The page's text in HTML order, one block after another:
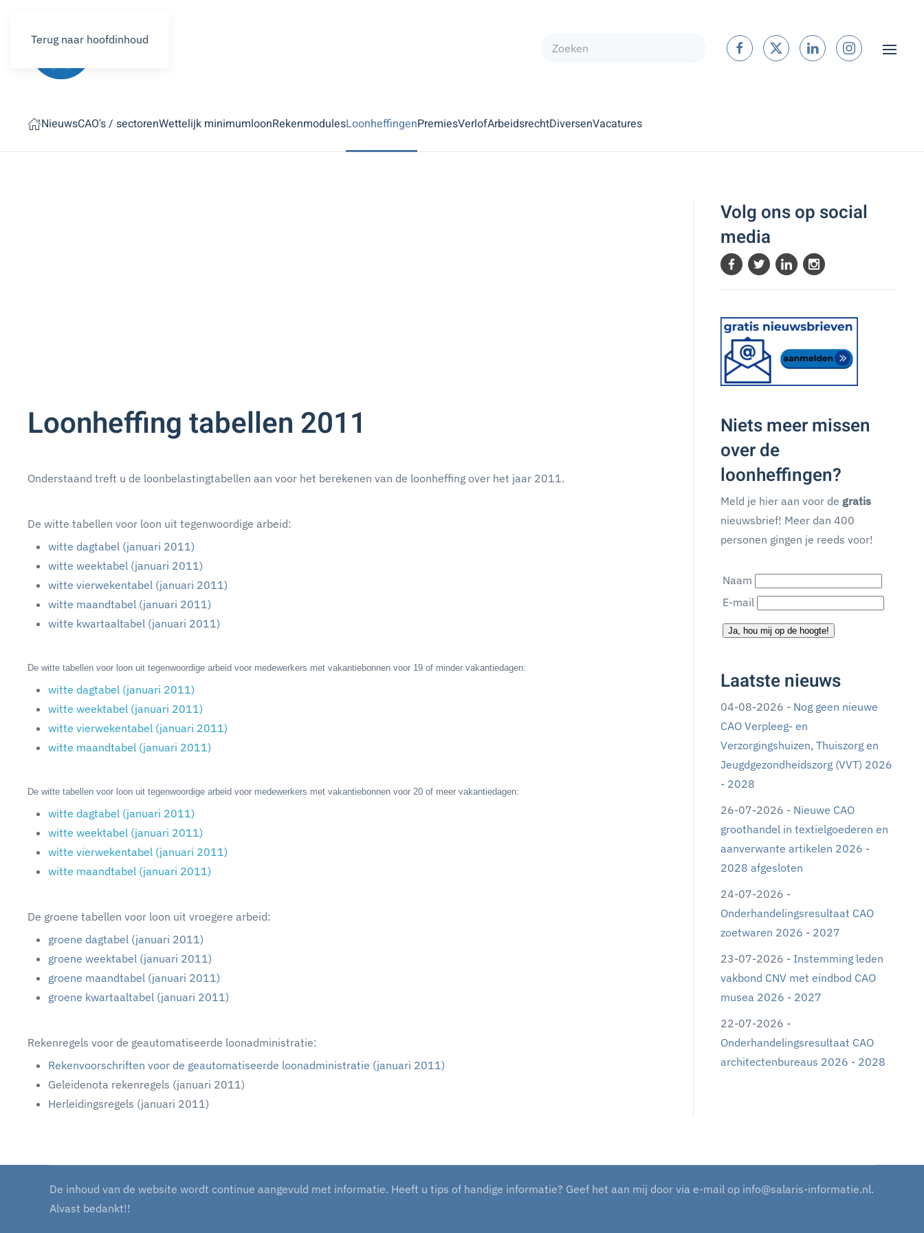
Terug naar hoofdinhoud
NieuwsCAO's / sectorenWettelijk minimumloonRekenmodulesLoonheffingenPremiesVerlofArbeidsrechtDiversenVacatures
Loonheffing tabellen 2011
Onderstaand treft u de loonbelastingtabellen aan voor het berekenen van de loonheffing over het jaar 2011.
De witte tabellen voor loon uit tegenwoordige arbeid:
witte dagtabel (januari 2011)
witte weektabel (januari 2011)
witte vierwekentabel (januari 2011)
witte maandtabel (januari 2011)
witte kwartaaltabel (januari 2011)
De witte tabellen voor loon uit tegenwoordige arbeid voor medewerkers met vakantiebonnen voor 19 of minder vakantiedagen:
witte dagtabel (januari 2011)
witte weektabel (januari 2011)
witte vierwekentabel (januari 2011)
witte maandtabel (januari 2011)
De witte tabellen voor loon uit tegenwoordige arbeid voor medewerkers met vakantiebonnen voor 20 of meer vakantiedagen:
witte dagtabel (januari 2011)
witte weektabel (januari 2011)
witte vierwekentabel (januari 2011)
witte maandtabel (januari 2011)
De groene tabellen voor loon uit vroegere arbeid:
groene dagtabel (januari 2011)
groene weektabel (januari 2011)
groene maandtabel (januari 2011)
groene kwartaaltabel (januari 2011)
Rekenregels voor de geautomatiseerde loonadministratie:
Rekenvoorschriften voor de geautomatiseerde loonadministratie (januari 2011)
Geleidenota rekenregels (januari 2011)
Herleidingsregels (januari 2011)
Volg ons op social
media
Niets meer missen
over de
loonheffingen?
Meld je hier aan voor de gratis
nieuwsbrief! Meer dan 400
personen gingen je reeds voor!
Naam
E-mail
Ja, hou mij op de hoogte!
Laatste nieuws
04-08-2026 - Nog geen nieuwe
CAO Verpleeg- en
Verzorgingshuizen, Thuiszorg en
Jeugdgezondheidszorg (VVT) 2026
- 2028
26-07-2026 - Nieuwe CAO
groothandel in textielgoederen en
aanverwante artikelen 2026 -
2028 afgesloten
24-07-2026 -
Onderhandelingsresultaat CAO
zoetwaren 2026 - 2027
23-07-2026 - Instemming leden
vakbond CNV met eindbod CAO
musea 2026 - 2027
22-07-2026 -
Onderhandelingsresultaat CAO
architectenbureaus 2026 - 2028
De inhoud van de website wordt continue aangevuld met informatie. Heeft u tips of handige informatie? Geef het aan mij door via e-mail op info@salaris-informatie.nl.
Alvast bedankt!!